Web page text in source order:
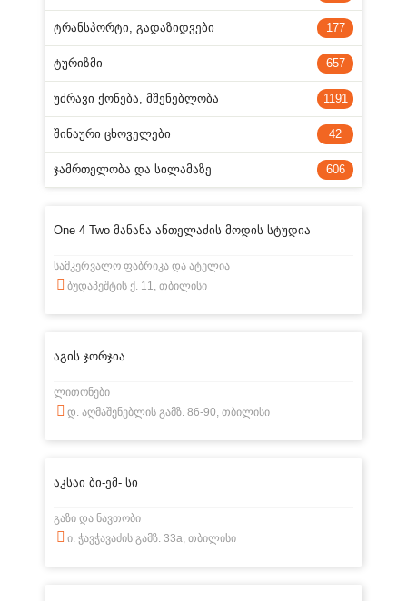
ᲢᲠᲐᲜᲡᲞᲝᲠᲢᲘ, ᲒᲐᲓᲐᲖᲘᲓᲕᲔᲑᲘ 177
ᲢᲣᲠᲘᲖᲛᲘ 657
ᲣᲫᲠᲐᲕᲘ ᲥᲝᲜᲔᲑᲐ, ᲛᲨᲔᲜᲔᲑᲚᲝᲑᲐ 1191
ᲨᲘᲜᲐᲣᲠᲘ ᲪᲮᲝᲕᲔᲚᲔᲑᲘ 42
ᲯᲐᲛᲠᲗᲔᲚᲝᲑᲐ ᲓᲐ ᲡᲘᲚᲐᲛᲐᲖᲔ 606
One 4 Two მანანა ანთელაძის მოდის სტუდია
სამკერვალო ფაბრიკა და ატელია
ბუდაპეშტის ქ. 11, თბილისი
აგის ჯორჯია
ლითონები
დ. აღმაშენებლის გამზ. 86-90, თბილისი
აკსაი ბი-ემ- სი
გაზი და ნავთობი
ი. ჭავჭავაძის გამზ. 33a, თბილისი